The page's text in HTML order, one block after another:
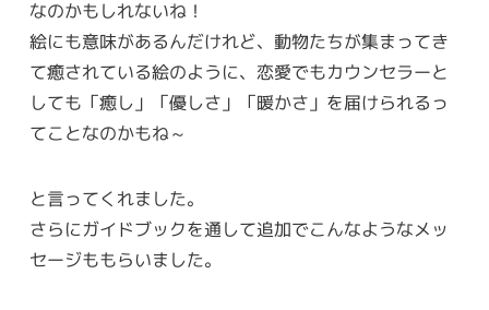
なのかもしれないね！
絵にも意味があるんだけれど、動物たちが集まってき
て癒されている絵のように、恋愛でもカウンセラーと
しても「癒し」「優しさ」「暖かさ」を届けられるっ
てことなのかもね～
と言ってくれました。
さらにガイドブックを通して追加でこんなようなメッ
セージももらいました。